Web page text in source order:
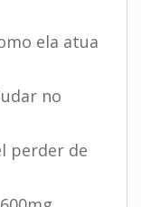
ela atua
no
perder de